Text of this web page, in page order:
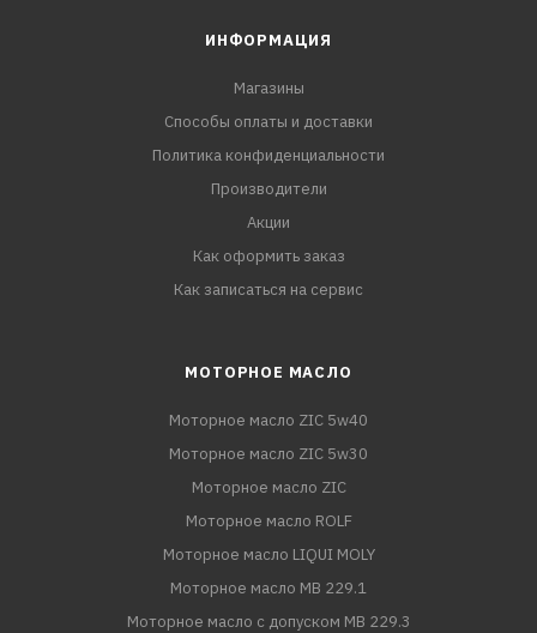
ИНФОРМАЦИЯ
Магазины
Способы оплаты и доставки
Политика конфиденциальности
Производители
Акции
Как оформить заказ
Как записаться на сервис
МОТОРНОЕ МАСЛО
Моторное масло ZIC 5w40
Моторное масло ZIC 5w30
Моторное масло ZIC
Моторное масло ROLF
Моторное масло LIQUI MOLY
Моторное масло MB 229.1
Моторное масло с допуском MB 229.3